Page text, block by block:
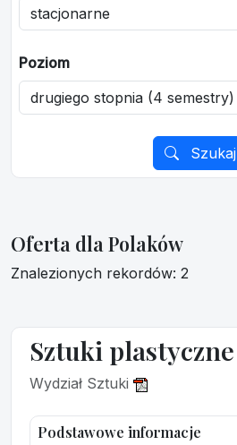
Poziom
Szukaj
Oferta dla Polaków
Znalezionych rekordów: 2
Sztuki plastyczne
Wydział Sztuki
Podstawowe informacje